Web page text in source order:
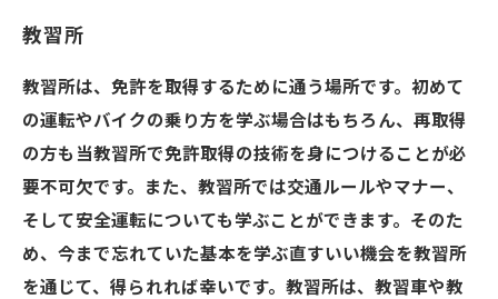
教習所
教習所は、免許を取得するために通う場所です。初めて
の運転やバイクの乗り方を学ぶ場合はもちろん、再取得
の方も当教習所で免許取得の技術を身につけることが必
要不可欠です。また、教習所では交通ルールやマナー、
そして安全運転についても学ぶことができます。そのた
め、今まで忘れていた基本を学ぶ直すいい機会を教習所
を通じて、得られれば幸いです。教習所は、教習車や教